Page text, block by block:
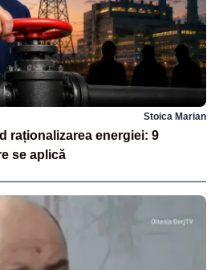
Stoica Marian
raționalizarea energiei: 9
se aplică